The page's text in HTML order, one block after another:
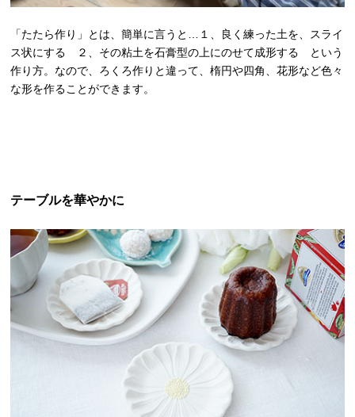
「たたら作り」とは、簡単に言うと…１、良く練った土を、スライ
ス状にする ２、その粘土を石膏型の上にのせて成形する という
作り方。なので、ろくろ作りと違って、楕円や四角、花形など色々
な形を作ることができます。
テーブルを華やかに